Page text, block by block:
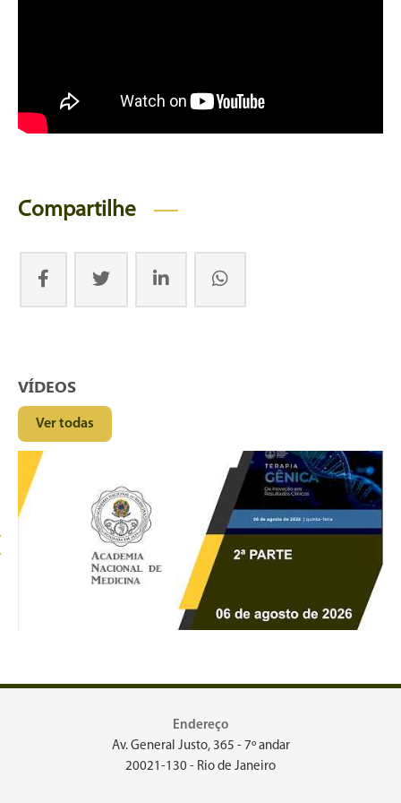
Compartilhe
VÍDEOS
Ver todas
Endereço
Av. General Justo, 365 - 7º andar
20021-130 - Rio de Janeiro